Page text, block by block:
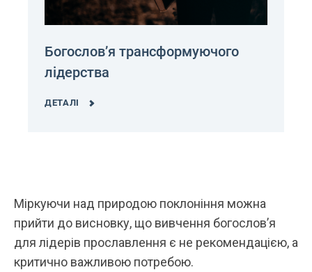
Богословʼя трансформуючого
лідерства
ДЕТАЛІ
Міркуючи над природою поклоніння можна
прийти до висновку, що вивчення богослов’я
для лідерів прославлення є не рекомендацією, а
критично важливою потребою.